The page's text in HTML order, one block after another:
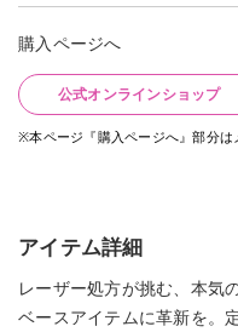
購入ページへ
公式オンラインショップ
※本ページ『購入ページへ』部分は
アイテム詳細
レーザー処方が挑む、本気
ベースアイテムに革新を。